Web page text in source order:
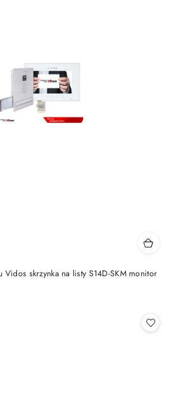
skrzynka na listy S14D-SKM monitor